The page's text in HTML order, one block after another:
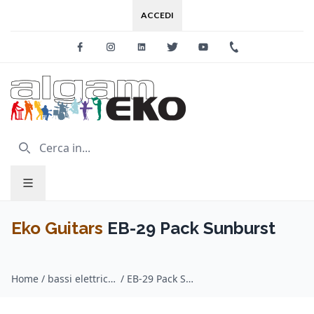
ACCEDI
FacebookInstagramLinkedinTwitter Youtube
Eko Guitars EB-29 Pack Sunburst
Home / bassi elettrici / Eko Guitars / EB-29 Pack Sunburst